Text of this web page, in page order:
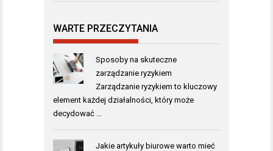
WARTE PRZECZYTANIA
Sposoby na skuteczne
zarządzanie ryzykiem
Zarządzanie ryzykiem to kluczowy
element każdej działalności, który może
decydować …
Jakie artykuły biurowe warto mieć